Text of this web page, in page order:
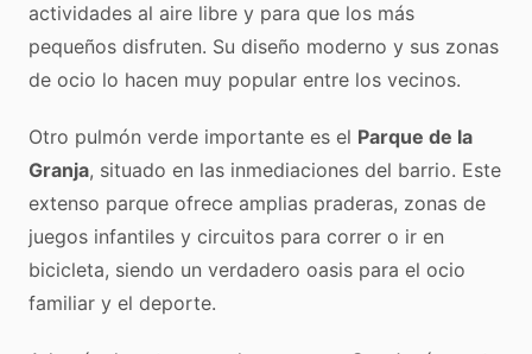
actividades al aire libre y para que los más
pequeños disfruten. Su diseño moderno y sus zonas
de ocio lo hacen muy popular entre los vecinos.
Otro pulmón verde importante es el Parque de la
Granja, situado en las inmediaciones del barrio. Este
extenso parque ofrece amplias praderas, zonas de
juegos infantiles y circuitos para correr o ir en
bicicleta, siendo un verdadero oasis para el ocio
familiar y el deporte.